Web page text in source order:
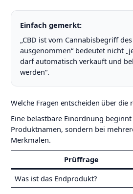
Einfach gemerkt:
„CBD ist vom Cannabisbegriff des
ausgenommen“ bedeutet nicht
darf automatisch verkauft und
werden“.
Welche Fragen entscheiden über die
Eine belastbare Einordnung
Produktnamen, sondern bei
Merkmalen.
Prüffrage
Was ist das Endprodukt?